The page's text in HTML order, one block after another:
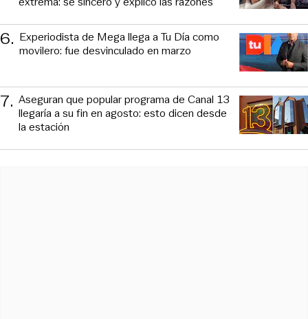
6. Experiodista de Mega llega a Tu Día como
movilero: fue desvinculado en marzo
7. Aseguran que popular programa de Canal 13
llegaría a su fin en agosto: esto dicen desde
la estación